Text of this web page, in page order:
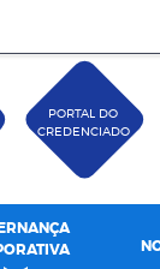
PORTAL DO
CREDENCIADO